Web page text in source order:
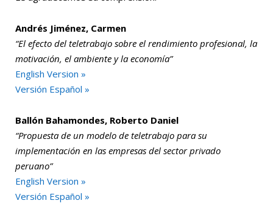
Andrés Jiménez, Carmen
“El efecto del teletrabajo sobre el rendimiento profesional, la
motivación, el ambiente y la economía”
English Version »
Versión Español »
Ballón Bahamondes, Roberto Daniel
“Propuesta de un modelo de teletrabajo para su
implementación en las empresas del sector privado
peruano”
English Version »
Versión Español »